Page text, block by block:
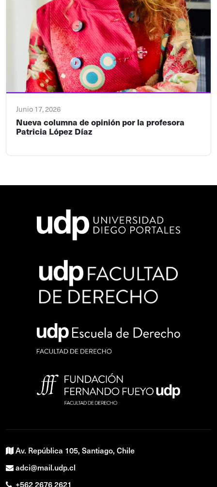
Junio 17, 2026
Nueva columna de opinión por la profesora
Patricia López Díaz
Av. República 105, Santiago, Chile
adci@mail.udp.cl
+562 2676 2621